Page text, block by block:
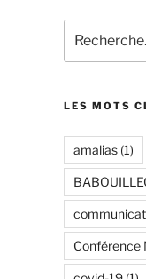
pour
:
LES MOTS
amalias(1)
Conférence